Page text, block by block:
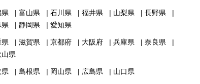
県 富山県 石川県 福井県 山梨県
長野県
静岡県 愛知県
県 滋賀県 京都府 大阪府 兵庫県
奈良県
県
県 島根県 岡山県 広島県 山口県